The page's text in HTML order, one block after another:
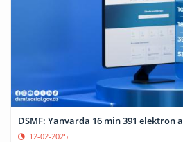
DSMF: Yanvarda 16 min 391 elektron
12-02-2025